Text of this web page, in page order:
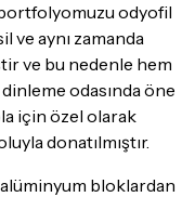
odyofil
ve aynı zamanda
ve bu nedenle hem
odasında öne
için özel olarak
donatılmıştır.
bloklardan